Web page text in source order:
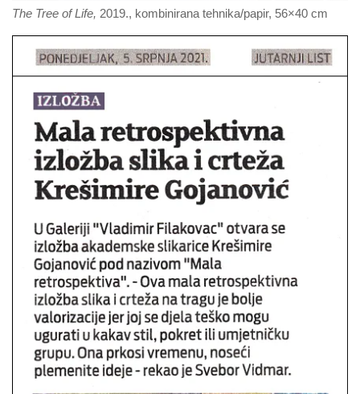
The Tree of Life, 2019., kombinirana tehnika/papir, 56×40 cm